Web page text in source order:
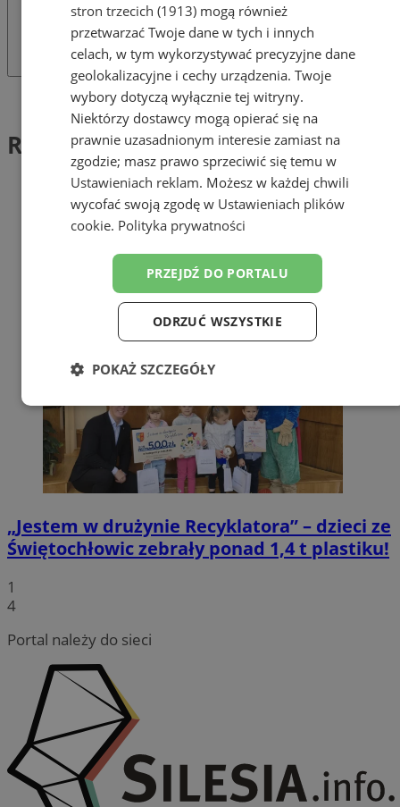
Tag: Recyklato
Recyklato (1)
„Jestem w drużynie Recyklatora” – dzieci ze
Świętochłowic zebrały ponad 1,4 t plastiku!
1
4
Portal należy do sieci
stron trzecich (1913) mogą również
przetwarzać Twoje dane w tych i innych
celach, w tym wykorzystywać precyzyjne dane
geolokalizacyjne i cechy urządzenia. Twoje
wybory dotyczą wyłącznie tej witryny.
Niektórzy dostawcy mogą opierać się na
prawnie uzasadnionym interesie zamiast na
zgodzie; masz prawo sprzeciwić się temu w
Ustawieniach reklam. Możesz w każdej chwili
wycofać swoją zgodę w Ustawieniach plików
cookie. Polityka prywatności
PRZEJDŹ DO PORTALU
ODRZUĆ WSZYSTKIE
POKAŻ SZCZEGÓŁY
Niezbędne Wydajność Targetowanie
Funkcjonalność Niesklasyfikowane
Niezbędne pliki cookie umożliwiają korzystanie z
podstawowych funkcji strony internetowej, takich jak
logowanie użytkownika i zarządzanie kontem. Bez
niezbędnych plików cookie nie można prawidłowo
korzystać ze strony internetowej.
Nazwa
QeSessID
swiony.pl 1 rok